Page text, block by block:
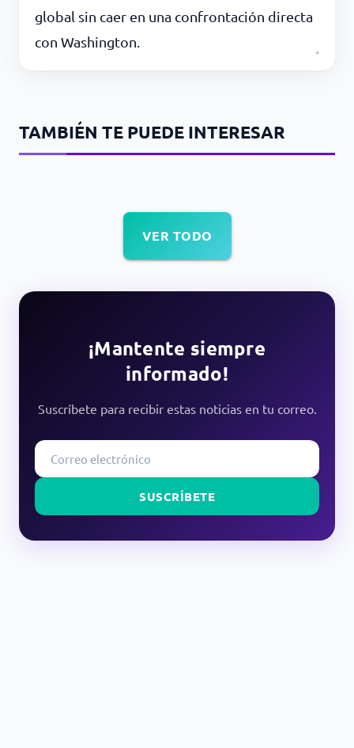
global sin caer en una confrontación directa
con Washington.
TAMBIÉN TE PUEDE INTERESAR
VER TODO
¡Mantente siempre
informado!
Suscríbete para recibir estas noticias en tu correo.
SUSCRÍBETE